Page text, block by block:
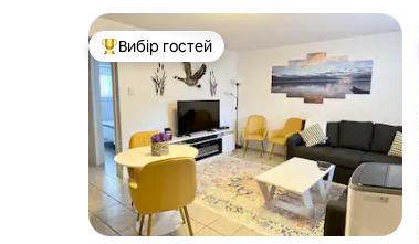
Топ вибір гостей
Вибір гостей